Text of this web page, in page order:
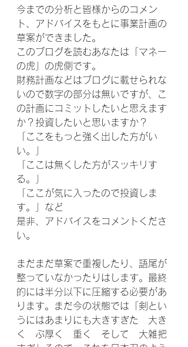
今までの分析と皆様からのコメン
ト、アドバイスをもとに事業計画の
草案ができました。
このブログを読むあなたは「マネー
の虎」の虎側です。
財務計画などはブログに載せられな
いので数字の部分は無いですが、こ
の計画にコミットしたいと思えます
か？投資したいと思いますか？
「ここをもっと強く出した方がい
い。」
「ここは無くした方がスッキリす
る。」
「ここが気に入ったので投資しま
す。」など
是非、アドバイスをコメントくださ
い。
まだまだ草案で重複したり、語尾が
整っていなかったりはします。最終
的には半分以下に圧縮する必要があ
ります。まだ今の状態では「剣とい
うにはあまりにも大きすぎた　大き
く　ぶ厚く　重く　そして　大雑把